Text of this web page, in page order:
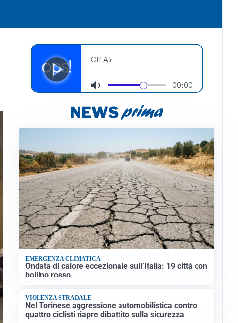
EMERGENZA CLIMATICA
Ondata di calore eccezionale sull’Italia: 19 città con
bollino rosso
VIOLENZA STRADALE
Nel Torinese aggressione automobilistica contro
quattro ciclisti riapre dibattito sulla sicurezza